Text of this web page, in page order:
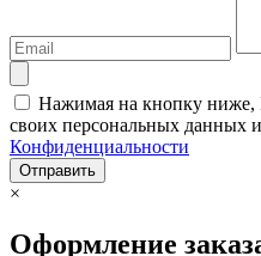
Нажимая на кнопку ниже,
своих персональных данных и
Конфиденциальности
Отправить
×
Оформление